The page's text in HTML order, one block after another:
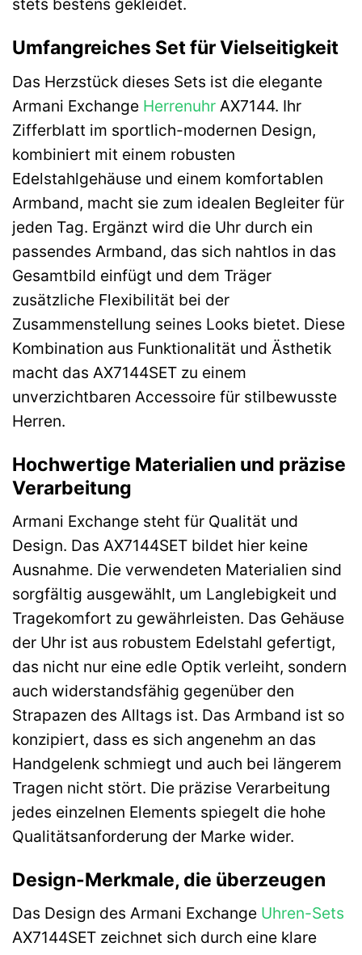
stets bestens gekleidet.
Umfangreiches Set für Vielseitigkeit
Das Herzstück dieses Sets ist die elegante
Armani Exchange Herrenuhr AX7144. Ihr
Zifferblatt im sportlich-modernen Design,
kombiniert mit einem robusten
Edelstahlgehäuse und einem komfortablen
Armband, macht sie zum idealen Begleiter für
jeden Tag. Ergänzt wird die Uhr durch ein
passendes Armband, das sich nahtlos in das
Gesamtbild einfügt und dem Träger
zusätzliche Flexibilität bei der
Zusammenstellung seines Looks bietet. Diese
Kombination aus Funktionalität und Ästhetik
macht das AX7144SET zu einem
unverzichtbaren Accessoire für stilbewusste
Herren.
Hochwertige Materialien und präzise
Verarbeitung
Armani Exchange steht für Qualität und
Design. Das AX7144SET bildet hier keine
Ausnahme. Die verwendeten Materialien sind
sorgfältig ausgewählt, um Langlebigkeit und
Tragekomfort zu gewährleisten. Das Gehäuse
der Uhr ist aus robustem Edelstahl gefertigt,
das nicht nur eine edle Optik verleiht, sondern
auch widerstandsfähig gegenüber den
Strapazen des Alltags ist. Das Armband ist so
konzipiert, dass es sich angenehm an das
Handgelenk schmiegt und auch bei längerem
Tragen nicht stört. Die präzise Verarbeitung
jedes einzelnen Elements spiegelt die hohe
Qualitätsanforderung der Marke wider.
Design-Merkmale, die überzeugen
Das Design des Armani Exchange Uhren-Sets
AX7144SET zeichnet sich durch eine klare